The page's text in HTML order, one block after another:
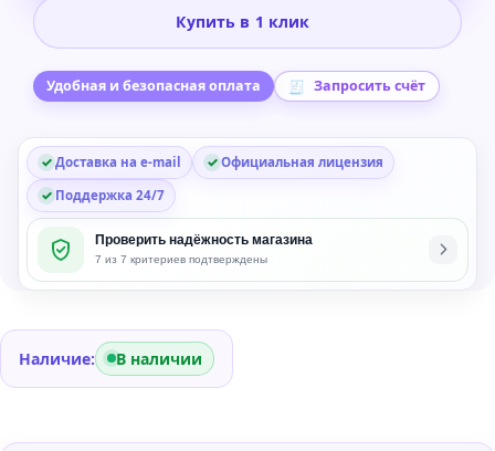
Audio
Virtual
Synthesizer
Plug-
Купить в 1 клик
Удобная и безопасная оплата Запросить счёт
Доставка на e-mail
Официальная лицензия
Поддержка 24/7
Проверить надёжность магазина
7 из 7 критериев подтверждены
Наличие: В наличии